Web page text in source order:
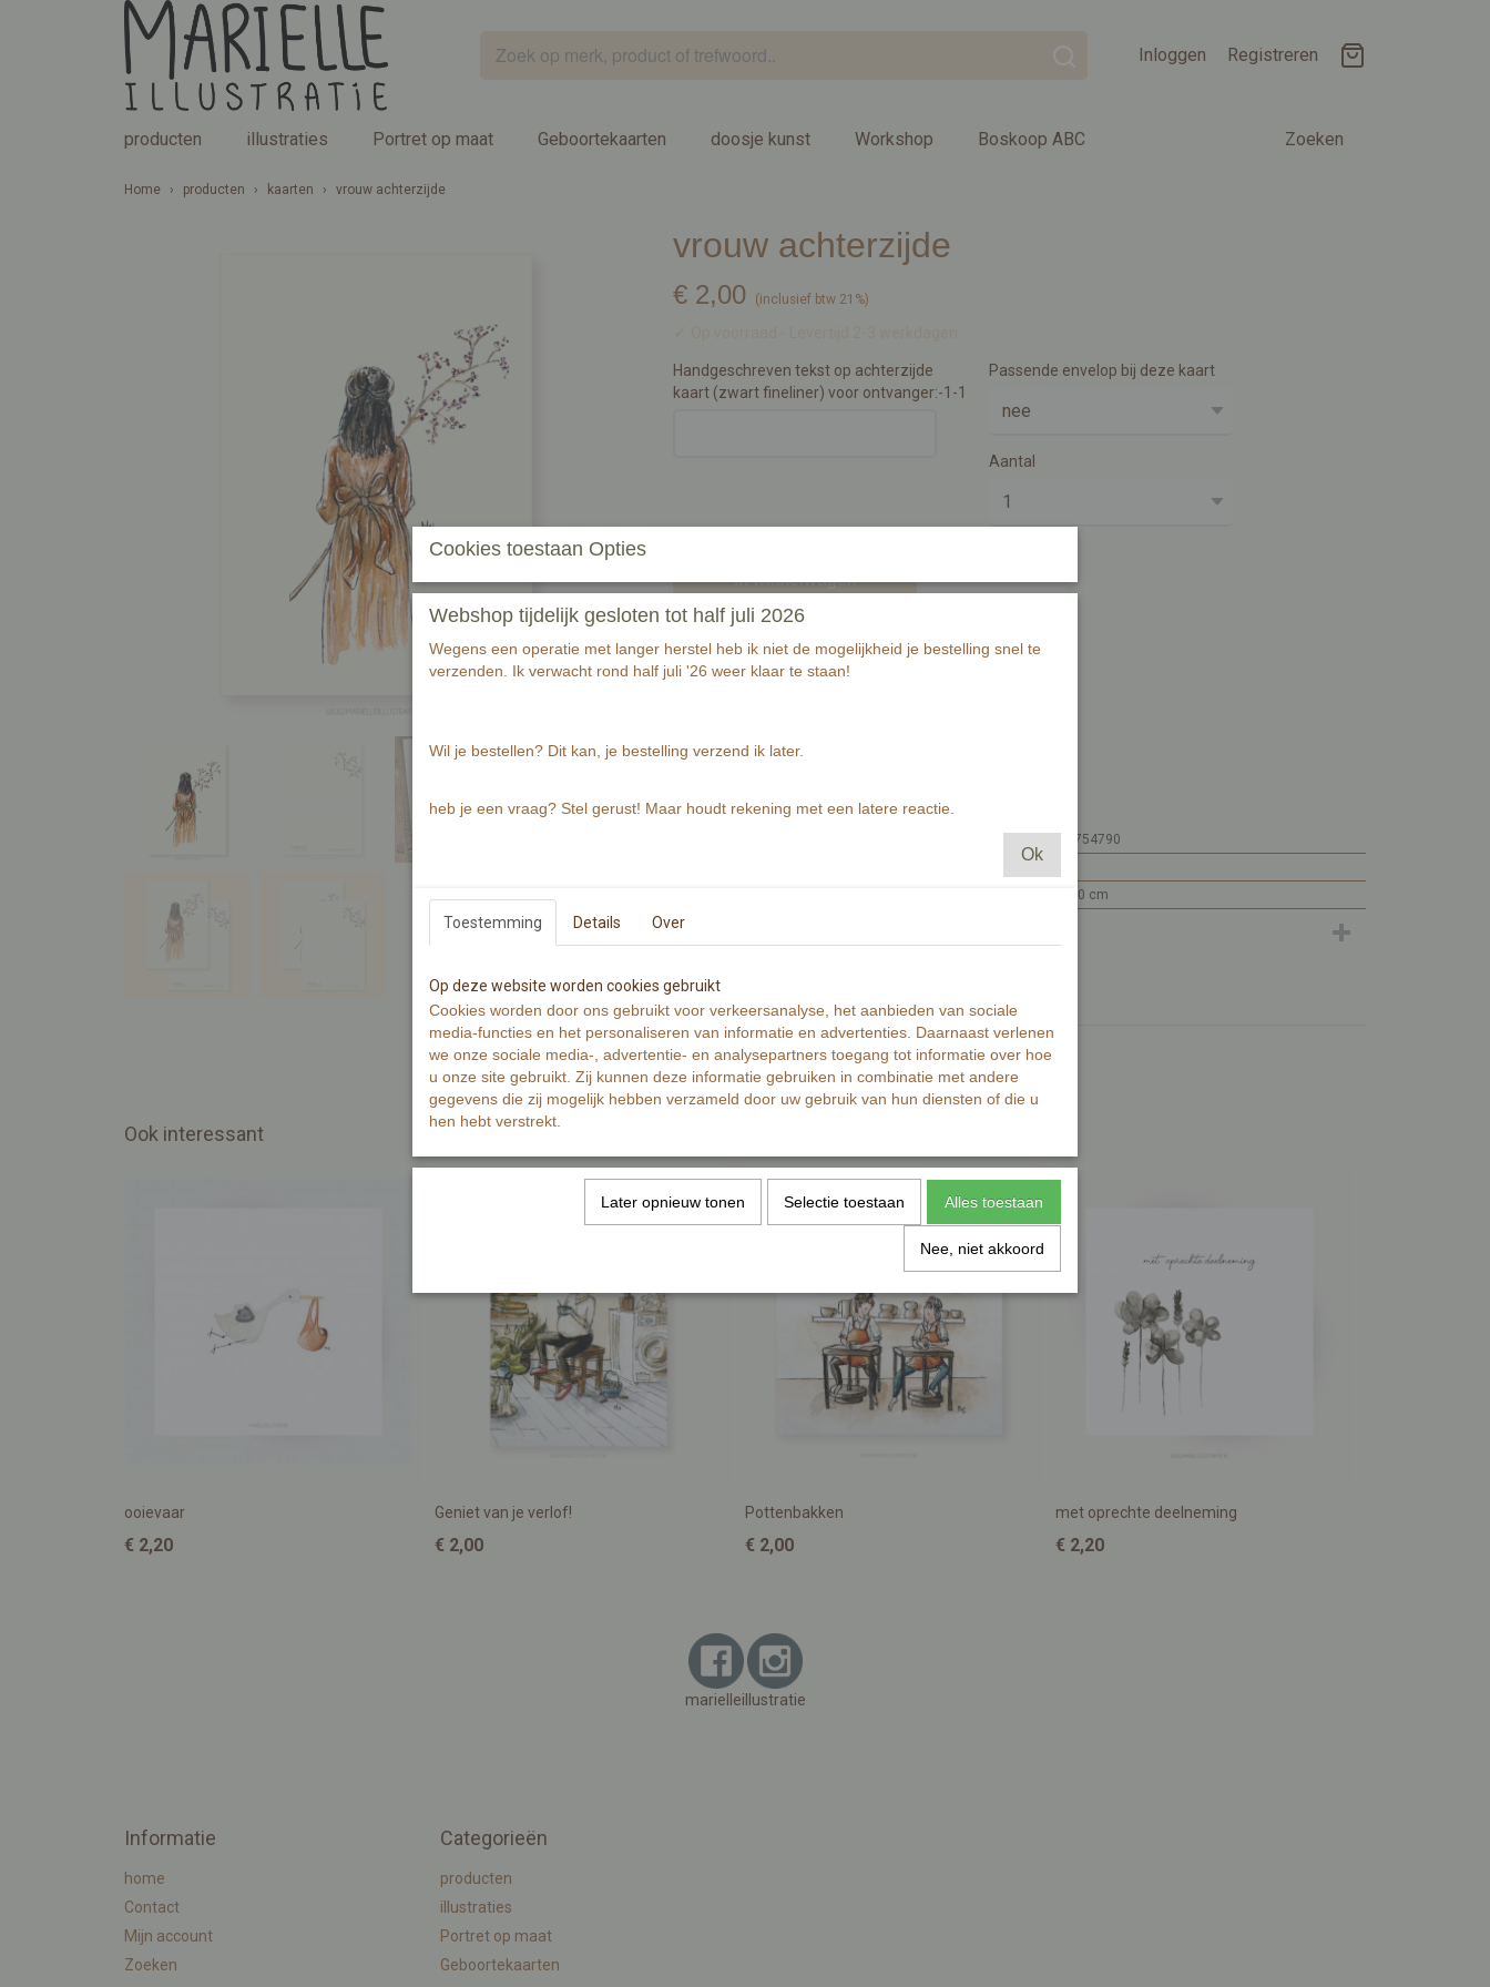
Inloggen Registreren
Zoeken
producten illustraties Portret op maat Geboortekaarten doosje kunst Workshop Boskoop ABC
Home › producten › kaarten › vrouw achterzijde
vrouw achterzijde
€ 2,00 (inclusief btw 21%)
Handgeschreven tekst op achterzijde
kaart (zwart fineliner) voor ontvanger:-1-1
Passende envelop bij deze kaart
Aantal
In winkelwagen
De Illustratie is gemaakt met aquarelverf en zwarte inkt.
Specificaties
7448117754790
15 x 10 x 0 cm
Reacties
Ook interessant
ooievaar
€ 2,20
Geniet van je verlof!
€ 2,00
Pottenbakken
€ 2,00
met oprechte deelneming
€ 2,20
marielleillustratie
Informatie
home
Contact
Mijn account
Zoeken
Categorieën
producten
illustraties
Portret op maat
Geboortekaarten
Cookies toestaan Opties
Webshop tijdelijk gesloten tot half juli 2026
Wegens een operatie met langer herstel heb ik niet de mogelijkheid je bestelling snel te
verzenden. Ik verwacht rond half juli '26 weer klaar te staan!
Wil je bestellen? Dit kan, je bestelling verzend ik later.
heb je een vraag? Stel gerust! Maar houdt rekening met een latere reactie.
Ok
Toestemming Details Over
Op deze website worden cookies gebruikt
Cookies worden door ons gebruikt voor verkeersanalyse, het aanbieden van sociale
media-functies en het personaliseren van informatie en advertenties. Daarnaast verlenen
we onze sociale media-, advertentie- en analysepartners toegang tot informatie over hoe
u onze site gebruikt. Zij kunnen deze informatie gebruiken in combinatie met andere
gegevens die zij mogelijk hebben verzameld door uw gebruik van hun diensten of die u
hen hebt verstrekt.
Later opnieuw tonen Selectie toestaan Alles toestaan
Nee, niet akkoord